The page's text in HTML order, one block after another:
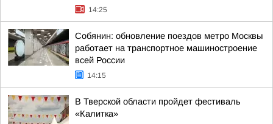
14:25
Собянин: обновление поездов метро Москвы
работает на транспортное машиностроение
всей России
14:15
В Тверской области пройдет фестиваль
«Калитка»